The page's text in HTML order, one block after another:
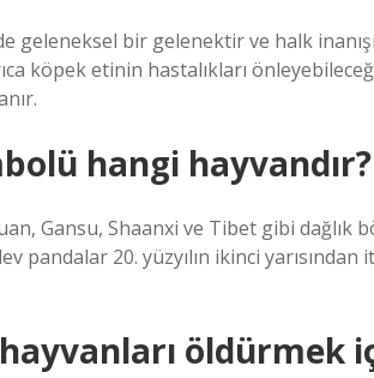
geleneksel bir gelenektir ve halk
köpek etinin hastalıkları
hangi hayvandır?
Gansu, Shaanxi ve Tibet gibi dağlık
pandalar 20. yüzyılın ikinci
öldürmek